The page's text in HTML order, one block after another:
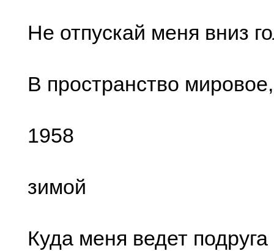
Не отпускай меня вниз
В пространство
1958
зимой
Куда меня ведет подруга